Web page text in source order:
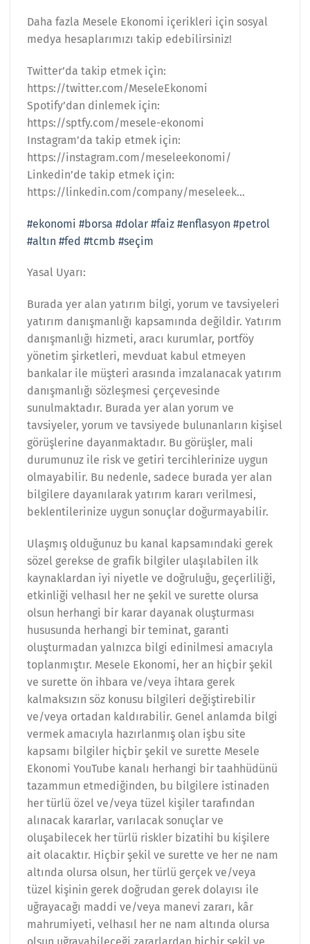
Daha fazla Mesele Ekonomi içerikleri için sosyal
medya hesaplarımızı takip edebilirsiniz!
Twitter’da takip etmek için:
https://twitter.com/MeseleEkonomi
Spotify’dan dinlemek için:
https://sptfy.com/mesele-ekonomi
Instagram’da takip etmek için:
https://instagram.com/meseleekonomi/
Linkedin’de takip etmek için:
https://linkedin.com/company/meseleek…
#ekonomi #borsa #dolar #faiz #enflasyon #petrol
#altın #fed #tcmb #seçim
Yasal Uyarı:
Burada yer alan yatırım bilgi, yorum ve tavsiyeleri
yatırım danışmanlığı kapsamında değildir. Yatırım
danışmanlığı hizmeti, aracı kurumlar, portföy
yönetim şirketleri, mevduat kabul etmeyen
bankalar ile müşteri arasında imzalanacak yatırım
danışmanlığı sözleşmesi çerçevesinde
sunulmaktadır. Burada yer alan yorum ve
tavsiyeler, yorum ve tavsiyede bulunanların kişisel
görüşlerine dayanmaktadır. Bu görüşler, mali
durumunuz ile risk ve getiri tercihlerinize uygun
olmayabilir. Bu nedenle, sadece burada yer alan
bilgilere dayanılarak yatırım kararı verilmesi,
beklentilerinize uygun sonuçlar doğurmayabilir.
Ulaşmış olduğunuz bu kanal kapsamındaki gerek
sözel gerekse de grafik bilgiler ulaşılabilen ilk
kaynaklardan iyi niyetle ve doğruluğu, geçerliliği,
etkinliği velhasıl her ne şekil ve surette olursa
olsun herhangi bir karar dayanak oluşturması
hususunda herhangi bir teminat, garanti
oluşturmadan yalnızca bilgi edinilmesi amacıyla
toplanmıştır. Mesele Ekonomi, her an hiçbir şekil
ve surette ön ihbara ve/veya ihtara gerek
kalmaksızın söz konusu bilgileri değiştirebilir
ve/veya ortadan kaldırabilir. Genel anlamda bilgi
vermek amacıyla hazırlanmış olan işbu site
kapsamı bilgiler hiçbir şekil ve surette Mesele
Ekonomi YouTube kanalı herhangi bir taahhüdünü
tazammun etmediğinden, bu bilgilere istinaden
her türlü özel ve/veya tüzel kişiler tarafından
alınacak kararlar, varılacak sonuçlar ve
oluşabilecek her türlü riskler bizatihi bu kişilere
ait olacaktır. Hiçbir şekil ve surette ve her ne nam
altında olursa olsun, her türlü gerçek ve/veya
tüzel kişinin gerek doğrudan gerek dolayısı ile
uğrayacağı maddi ve/veya manevi zararı, kâr
mahrumiyeti, velhasıl her ne nam altında olursa